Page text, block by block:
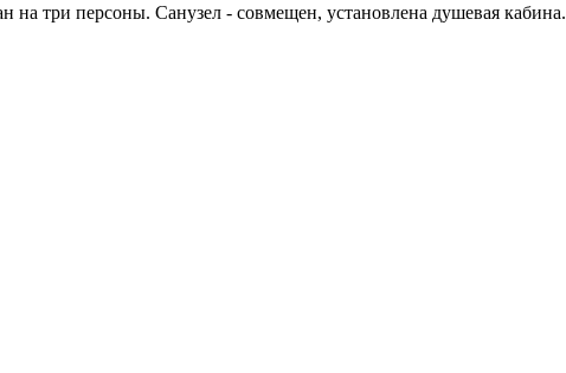
три персоны. Санузел - совмещен, установлена душевая кабина.